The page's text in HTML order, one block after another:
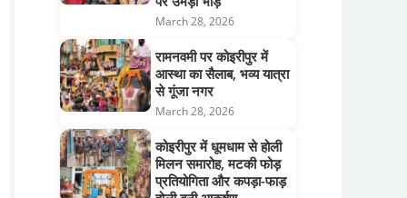
March 28, 2026
रामनवमी पर कोइरीपुर में
आस्था का सैलाब, भव्य यात्रा
से गूंजा नगर
March 28, 2026
कोइरीपुर में धूमधाम से होली
मिलन समारोह, मटकी फोड़
प्रतियोगिता और कपड़ा-फाड़